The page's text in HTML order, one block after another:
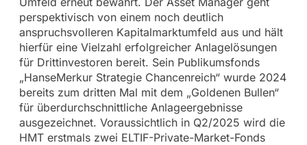
perspektivisch von einem noch deutlich
anspruchsvolleren Kapitalmarktumfeld aus und hält
hierfür eine Vielzahl erfolgreicher Anlagelösungen
für Drittinvestoren bereit. Sein Publikumsfonds
„HanseMerkur Strategie Chancenreich“ wurde 2024
bereits zum dritten Mal mit dem „Goldenen Bullen“
für überdurchschnittliche Anlageergebnisse
ausgezeichnet. Voraussichtlich in Q2/2025 wird die
HMT erstmals zwei ELTIF-Private-Market-Fonds